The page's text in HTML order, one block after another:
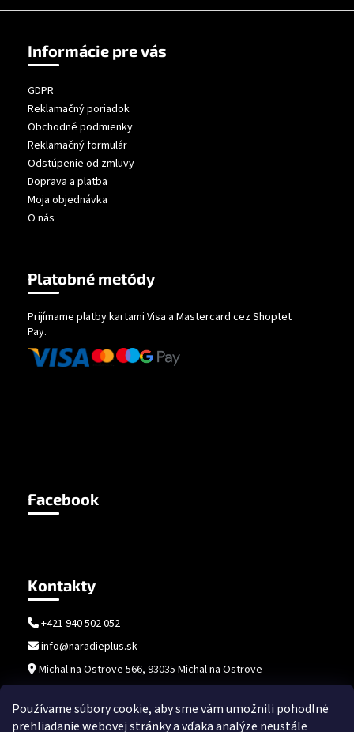
Používame súbory cookie, aby sme vám umožnili pohodlné
prehliadanie webovej stránky a vďaka analýze neustále
Informácie pre vás
GDPR
Reklamačný poriadok
Obchodné podmienky
Reklamačný formulár
Odstúpenie od zmluvy
Doprava a platba
Moja objednávka
O nás
Platobné metódy
Prijímame platby kartami Visa a Mastercard cez Shoptet
Pay.
Facebook
Kontakty
+421 940 502 052
info@naradieplus.sk
Michal na Ostrove 566, 93035 Michal na Ostrove